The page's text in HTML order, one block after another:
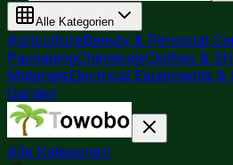
Alle Kategorien
AgricultureBeauty & Personal
PackagingChemicalsClothes &
MaterialsElectrical Equipments &
Garden
Alle Kategorien